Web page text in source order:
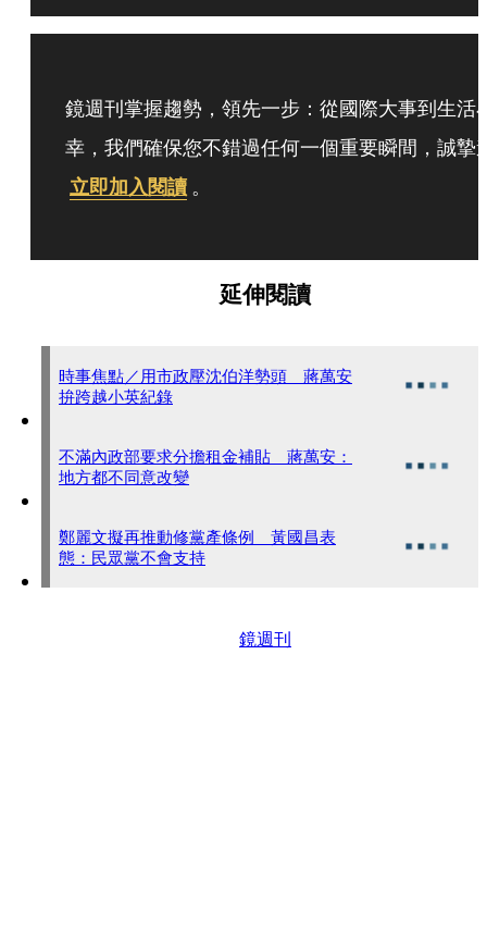
鏡週刊掌握趨勢，領先一步：從國際大事到生活
幸，我們確保您不錯過任何一個重要瞬間，誠摯
立即加入閱讀 。
延伸閱讀
時事焦點／用市政壓沈伯洋勢頭 蔣萬安
拚跨越小英紀錄
不滿內政部要求分擔租金補貼 蔣萬安：
地方都不同意改變
鄭麗文擬再推動修黨產條例 黃國昌表
態：民眾黨不會支持
鏡週刊